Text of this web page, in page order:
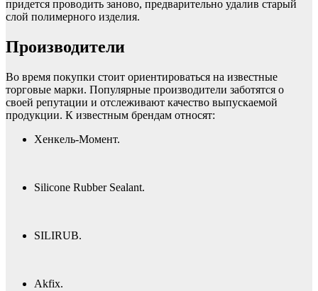
придется проводить заново, предварительно удалив старый
слой полимерного изделия.
Производители
Во время покупки стоит ориентироваться на известные
торговые марки. Популярные производители заботятся о
своей репутации и отслеживают качество выпускаемой
продукции. К известным брендам относят:
Хенкель-Момент.
Silicone Rubber Sealant.
SILIRUB.
Akfix.